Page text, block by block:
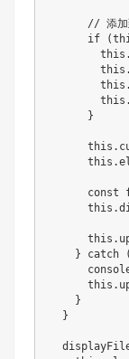
// 添加
if
      }
const
} catch
    }
  }